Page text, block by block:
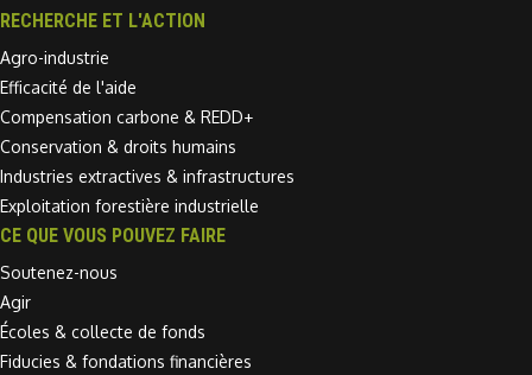
RECHERCHE ET L'ACTION
Agro-industrie
Efficacité de l'aide
Compensation carbone & REDD+
Conservation & droits humains
Industries extractives & infrastructures
Exploitation forestière industrielle
CE QUE VOUS POUVEZ FAIRE
Soutenez-nous
Agir
Écoles & collecte de fonds
Fiducies & fondations financières